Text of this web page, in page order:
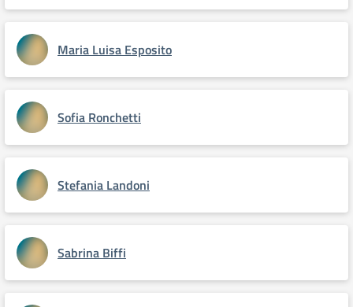
Maria Luisa Esposito
Sofia Ronchetti
Stefania Landoni
Sabrina Biffi